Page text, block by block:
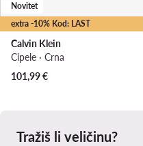
extra -10% Kod: LAST
Novitet
Calvin Klein
Cipele · Crna
101,99€
Tražiš li veličinu?